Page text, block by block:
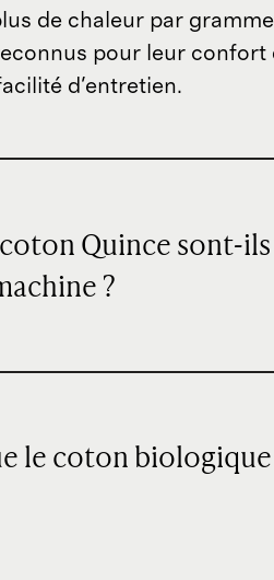
de chaleur par
pour leur confort
d'entretien.
Quince sont-ils
?
le coton biologique